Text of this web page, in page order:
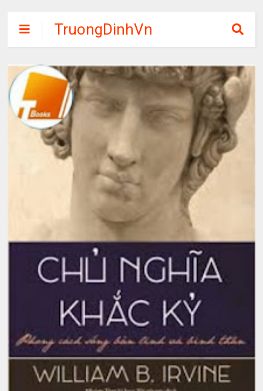
TruongDinhVn
Chia sẽ ebook,
các khóa học,
phần mềm học
tập miễn phí